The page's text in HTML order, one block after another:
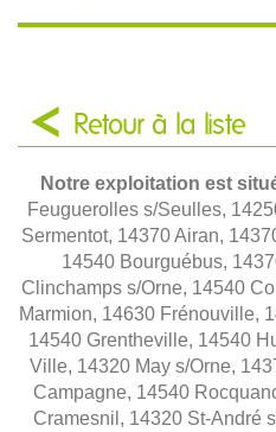
Retour à la liste
Notre exploitation est
Feuguerolles s/Seulles,
Sermentot, 14370 Airan,
14540 Bourguébus,
Clinchamps s/Orne, 14540
Marmion, 14630 Frénouville,
14540 Grentheville, 14540
Ville, 14320 May s/Orne,
Campagne, 14540
Cramesnil, 14320 St-André